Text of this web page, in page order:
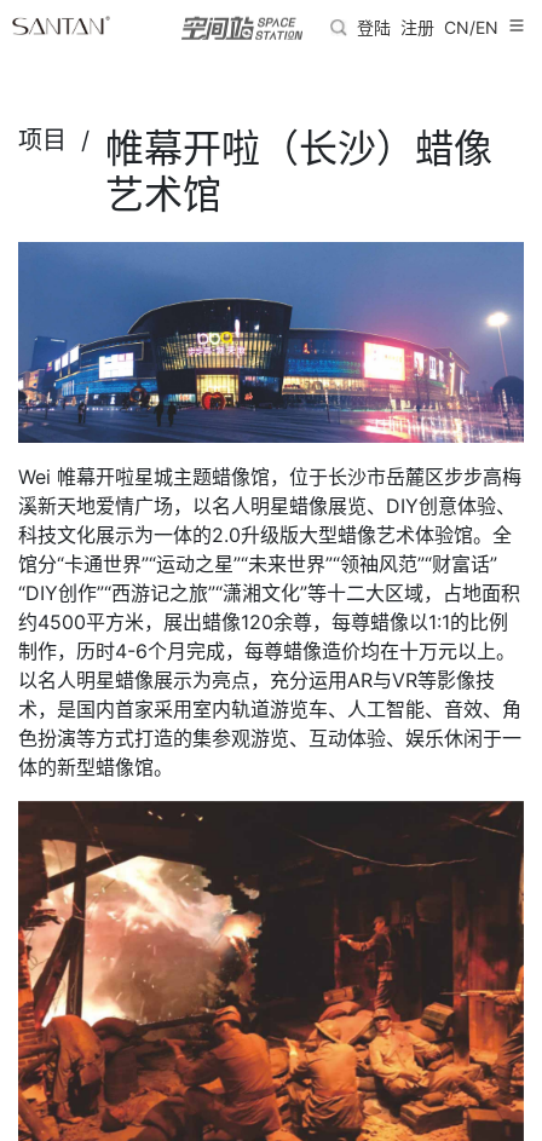
登陆 注册 CN/EN
项目 /
帷幕开啦（长沙）蜡像
艺术馆
Wei 帷幕开啦星城主题蜡像馆，位于长沙市岳麓区步步高梅
溪新天地爱情广场，以名人明星蜡像展览、DIY创意体验、
科技文化展示为一体的2.0升级版大型蜡像艺术体验馆。全
馆分“卡通世界”“运动之星”“未来世界”“领䄂风范”“财富话”
“DIY创作”“西游记之旅”“潇湘文化”等十二大区域，占地面积
约4500平方米，展出蜡像120余尊，每尊蜡像以1:1的比例
制作，历时4-6个月完成，每尊蜡像造价均在十万元以上。
以名人明星蜡像展示为亮点，充分运用AR与VR等影像技
术，是国内首家采用室内轨道游览车、人工智能、音效、角
色扮演等方式打造的集参观游览、互动体验、娱乐休闲于一
体的新型蜡像馆。